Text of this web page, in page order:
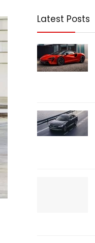
Latest Posts